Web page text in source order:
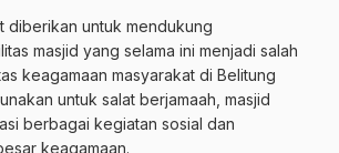
diberikan untuk mendukung
masjid yang selama ini menjadi salah
keagamaan masyarakat di Belitung
untuk salat berjamaah, masjid
berbagai kegiatan sosial dan
keagamaan.